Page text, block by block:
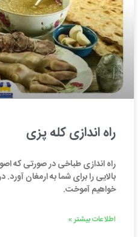
راه اندازی کله پزی
راه اندازی طباخی در صورتی که
بالایی را برای شما به ارمغان آورد.
خواهیم آموخت.
اطلاعات بیشتر »